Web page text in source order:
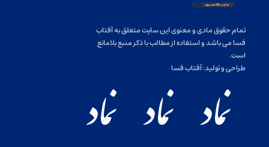
تمام حقوق مادی و معنوی این سایت متعلق به آفتاب
فسا می باشد و استفاده از مطالب با ذکر منبع بلامانع
است.
طراحی و تولید:آفتاب فسا